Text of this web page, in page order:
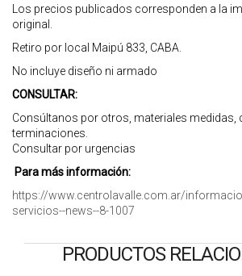
Los precios publicados corresponden a la
original.
Retiro por local Maipú 833, CABA.
No incluye diseño ni armado
CONSULTAR:
Consúltanos por otros, materiales medidas,
terminaciones.
Consultar por urgencias
Para más información:
https://www.centrolavalle.com.ar/
servicios--news--8-1007
PRODUCTOS